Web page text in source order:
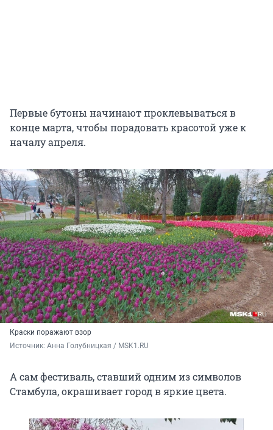
Первые бутоны начинают проклевываться в
конце марта, чтобы порадовать красотой уже к
началу апреля.
Краски поражают взор
Источник: Анна Голубницкая / MSK1.RU
А сам фестиваль, ставший одним из символов
Стамбула, окрашивает город в яркие цвета.